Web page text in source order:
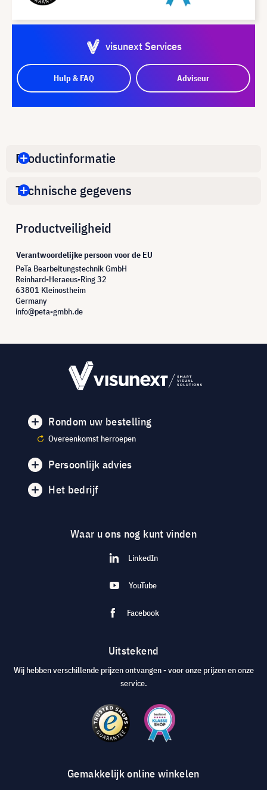
visunext Services
Hulp & FAQ Adviseur
Productinformatie
Technische gegevens
Productveiligheid
Verantwoordelijke persoon voor de EU
PeTa Bearbeitungstechnik GmbH
Reinhard-Heraeus-Ring 32
63801 Kleinostheim
Germany
info@peta-gmbh.de
Rondom uw bestelling
Overeenkomst herroepen
Persoonlijk advies
Het bedrijf
Waar u ons nog kunt vinden
LinkedIn
YouTube
Facebook
Uitstekend
Wij hebben verschillende prijzen ontvangen - voor onze prijzen en onze
service.
Gemakkelijk online winkelen